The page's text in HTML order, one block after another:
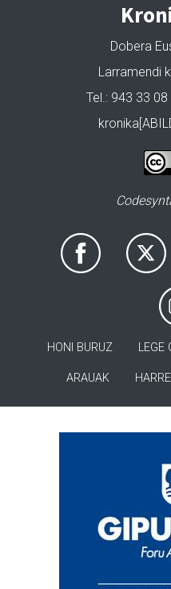
Dobera
Larramendi
Tel.: 943 33 08
HONI BURUZ LEGE
ARAUAK